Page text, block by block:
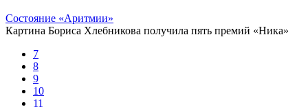
Состояние «Аритмии»
Картина Бориса Хлебникова получила пять премий «Ника»
7
8
9
10
11